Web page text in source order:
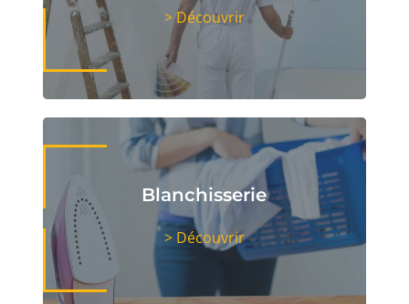
> Découvrir
Blanchisserie
> Découvrir